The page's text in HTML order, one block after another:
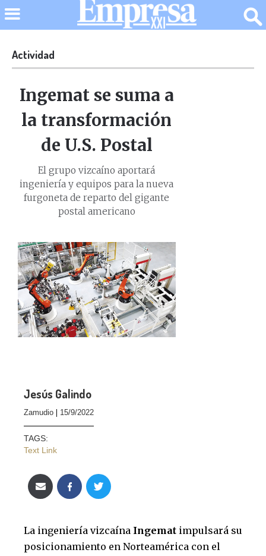
Actividad
Ingemat se suma a
la transformación
de U.S. Postal
El grupo vizcaíno aportará
ingeniería y equipos para la nueva
furgoneta de reparto del gigante
postal americano
Jesús Galindo
Zamudio 15/9/2022
TAGS:
Text Link
La ingeniería vizcaína Ingemat impulsará su
posicionamiento en Norteamérica con el